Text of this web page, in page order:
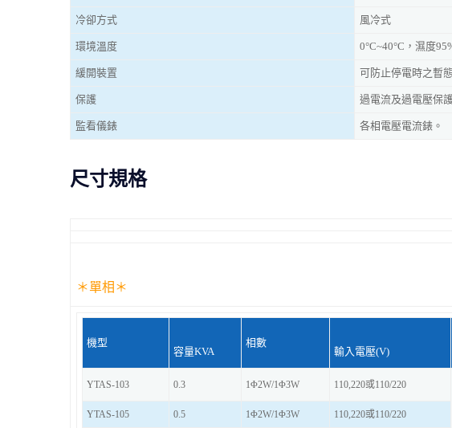
冷卻方式 風冷式
環境溫度 0°C~40°C ，濕度
緩開裝置 可防止停電時之暫
保護 過電流及過電壓保
監看儀錶 各相電壓電流錶。
尺寸規格
＊單相＊
機型
容量KVA
相數
輸入電壓(V)
YTAS-103 0.3 1Φ2W/1Φ3W 110,220或110/220
YTAS-105 0.5 1Φ2W/1Φ3W 110,220或110/220